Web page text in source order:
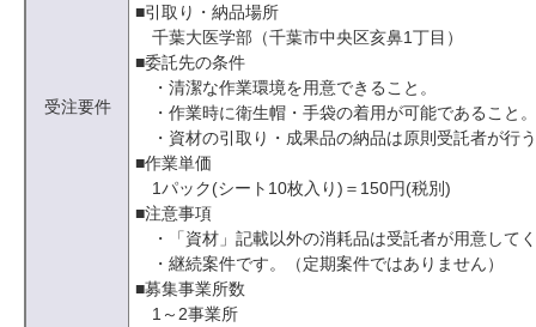
受注要件
■引取り・納品場所
千葉大医学部（千葉市中央区亥鼻1丁目）
■委託先の条件
・清潔な作業環境を用意できること。
・作業時に衛生帽・手袋の着用が可能であること。
・資材の引取り・成果品の納品は原則受託者が行
■作業単価
1パック(シート10枚入り)＝150円(税別)
■注意事項
・「資材」記載以外の消耗品は受託者が用意して
・継続案件です。（定期案件ではありません）
■募集事業所数
1～2事業所